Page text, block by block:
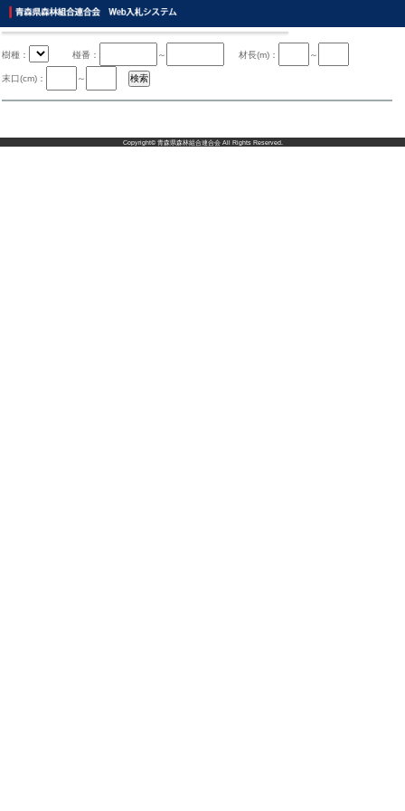
樹種： 椪番： ～ 材長(m)： ～
末口(cm)： ～
Copyright© 青森県森林組合連合会All Rights Reserved.